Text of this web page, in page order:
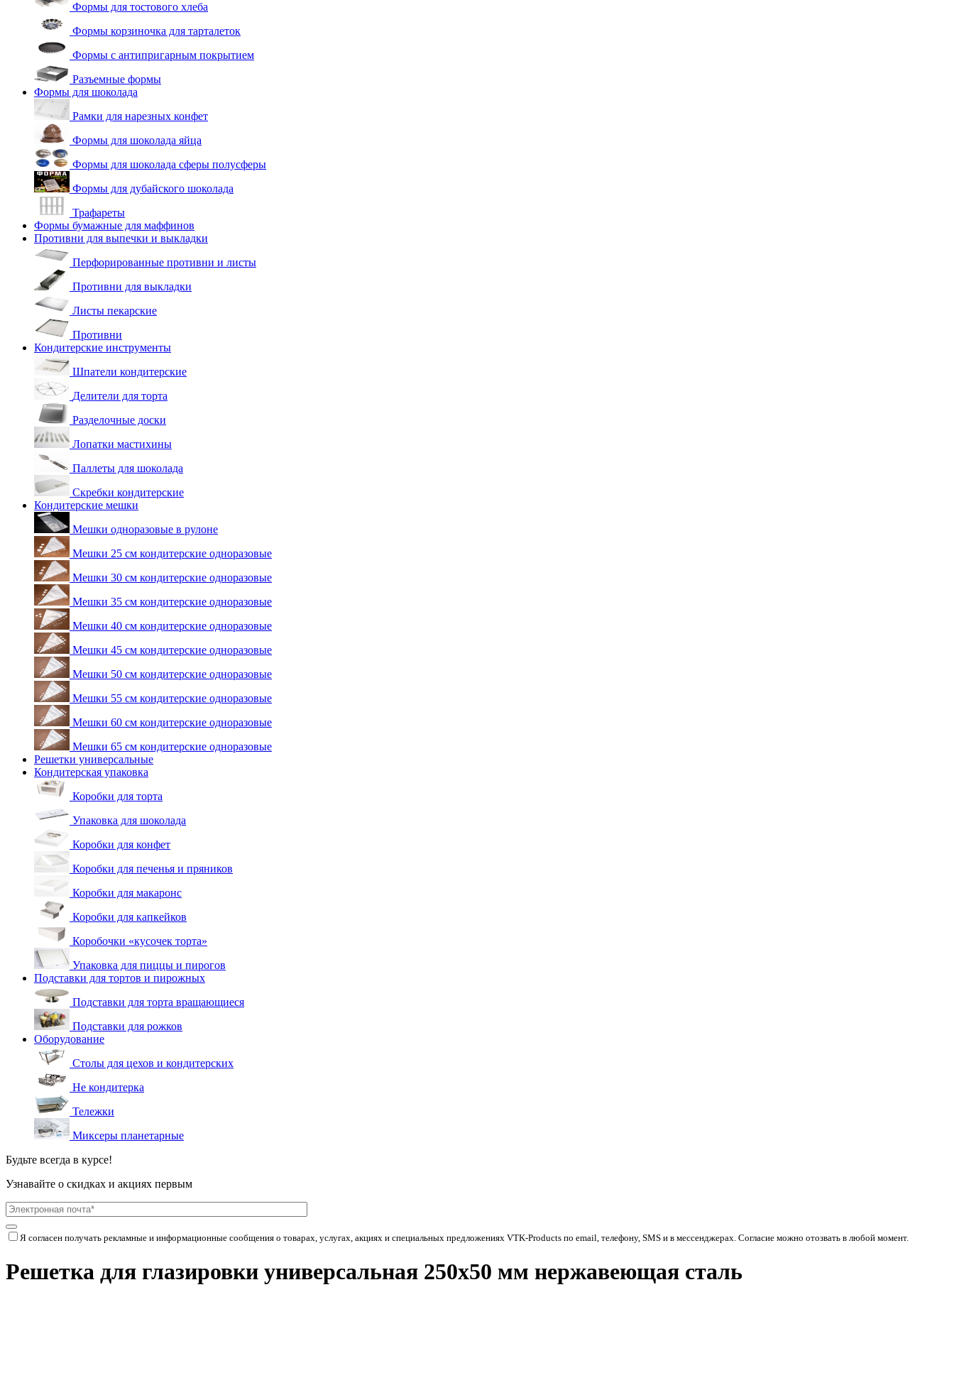
Формы для тостового хлеба
Формы корзиночка для тарталеток
Формы с антипригарным покрытием
Разъемные формы
Формы для шоколада
Рамки для нарезных конфет
Формы для шоколада яйца
Формы для шоколада сферы полусферы
Формы для дубайского шоколада
Трафареты
Формы бумажные для маффинов
Противни для выпечки и выкладки
Перфорированные противни и листы
Противни для выкладки
Листы пекарские
Противни
Кондитерские инструменты
Шпатели кондитерские
Делители для торта
Разделочные доски
Лопатки мастихины
Паллеты для шоколада
Скребки кондитерские
Кондитерские мешки
Мешки одноразовые в рулоне
Мешки 25 см кондитерские одноразовые
Мешки 30 см кондитерские одноразовые
Мешки 35 см кондитерские одноразовые
Мешки 40 см кондитерские одноразовые
Мешки 45 см кондитерские одноразовые
Мешки 50 см кондитерские одноразовые
Мешки 55 см кондитерские одноразовые
Мешки 60 см кондитерские одноразовые
Мешки 65 см кондитерские одноразовые
Решетки универсальные
Кондитерская упаковка
Коробки для торта
Упаковка для шоколада
Коробки для конфет
Коробки для печенья и пряников
Коробки для макаронс
Коробки для капкейков
Коробочки «кусочек торта»
Упаковка для пиццы и пирогов
Подставки для тортов и пирожных
Подставки для торта вращающиеся
Подставки для рожков
Оборудование
Столы для цехов и кондитерских
Не кондитерка
Тележки
Миксеры планетарные
Будьте всегда в курсе!
Узнавайте о скидках и акциях первым
Я согласен получать рекламные и информационные сообщения о товарах, услугах, акциях и специальных предложениях VTK-Products по email, телефону, SMS и в мессенджерах. Согласие можно отозвать в любой момент.
Решетка для глазировки универсальная 250х50 мм нержавеющая сталь